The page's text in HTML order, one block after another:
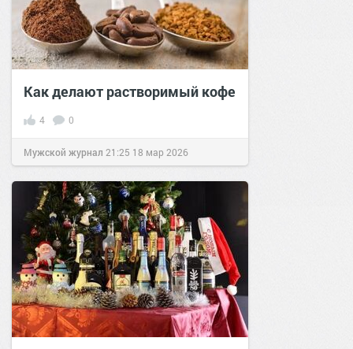
Как делают растворимый кофе
4 0
Мужской журнал 21:25 18 мар 2026